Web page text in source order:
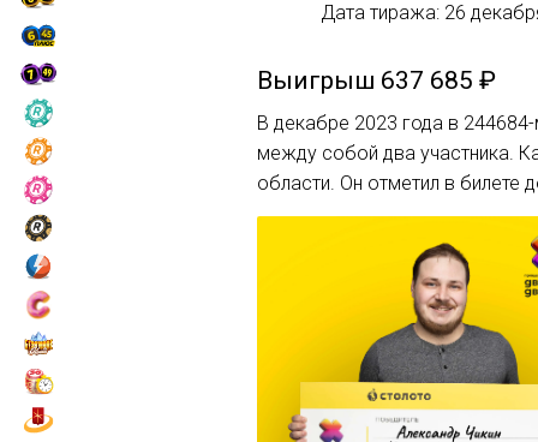
Дата тиража: 26
Выигрыш 637 685 ₽
В декабре 2023 года в
между собой два участника.
области. Он отметил в билете